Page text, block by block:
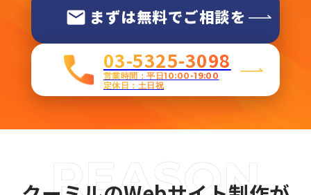
まずは無料でご相談を
03-5325-3098
営業時間：平日10:00-19:00
定休日：土日祝